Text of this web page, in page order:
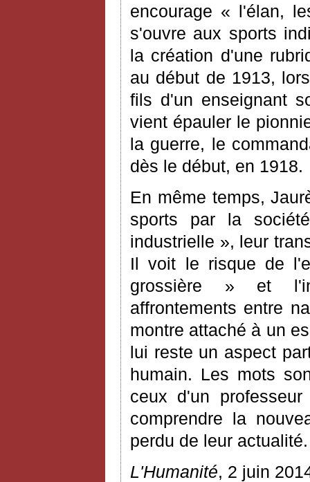
encourage « l'élan,
s'ouvre aux sports
la création d'une
au début de 1913,
fils d'un enseignant
vient épauler le
la guerre, le
dès le début, en 1918.
En même temps,
sports par la
industrielle », leur
Il voit le risque de
grossière » et
affrontements entre
montre attaché à un
lui reste un aspect
humain. Les mots
ceux d'un
comprendre la
perdu de leur actualité.
L'Humanité, 2 juin